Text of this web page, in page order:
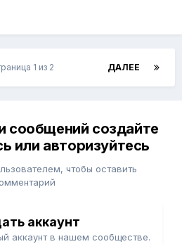
ДАЛЕЕ
1 из 2
сообщений создайте
или авторизуйтесь
чтобы оставить
аккаунт
аккаунт в нашем сообществе.